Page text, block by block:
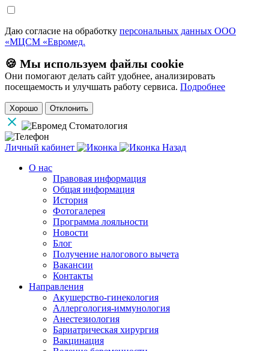
Даю согласие на обработку персональных данных ООО
«МЦСМ «Евромед.
🍪 Мы используем файлы cookie
Они помогают делать сайт удобнее, анализировать
посещаемость и улучшать работу сервиса. Подробнее
Хорошо Отклонить
Личный кабинет
Назад
О нас
Правовая информация
Общая информация
История
Фотогалерея
Программа лояльности
Новости
Блог
Получение налогового вычета
Вакансии
Контакты
Направления
Акушерство-гинекология
Аллергология-иммунология
Анестезиология
Бариатрическая хирургия
Вакцинация